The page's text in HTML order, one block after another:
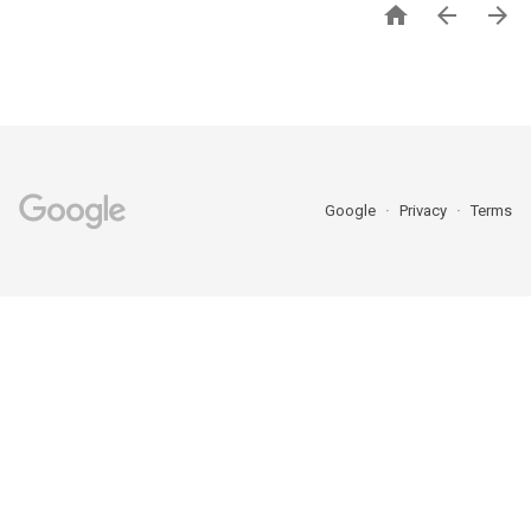
  
Google Privacy Terms